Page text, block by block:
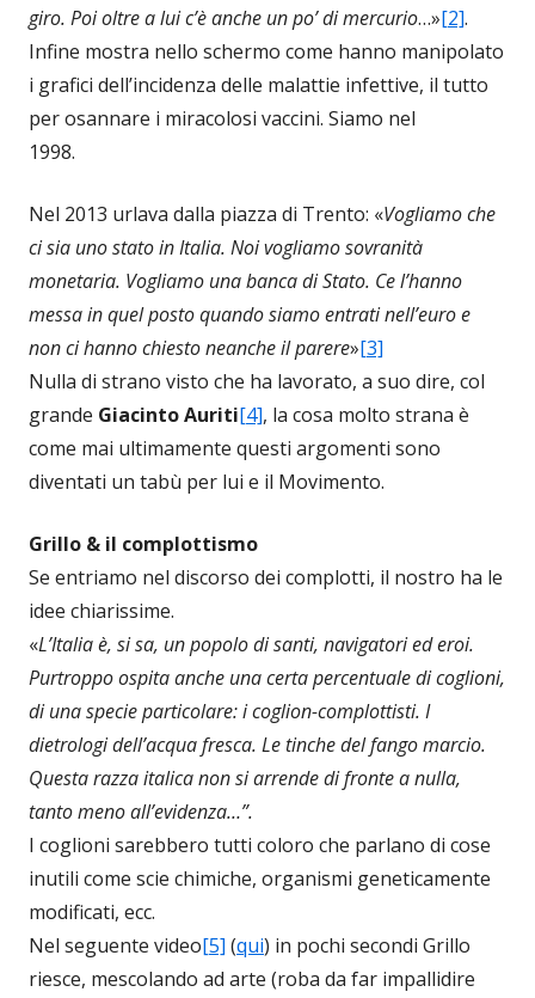
giro. Poi oltre a lui c’è anche un po’ di mercurio…»[2].
Infine mostra nello schermo come hanno manipolato
i grafici dell’incidenza delle malattie infettive, il tutto
per osannare i miracolosi vaccini. Siamo nel
1998.
Nel 2013 urlava dalla piazza di Trento: «Vogliamo che
ci sia uno stato in Italia. Noi vogliamo sovranità
monetaria. Vogliamo una banca di Stato. Ce l’hanno
messa in quel posto quando siamo entrati nell’euro e
non ci hanno chiesto neanche il parere»[3]
Nulla di strano visto che ha lavorato, a suo dire, col
grande Giacinto Auriti[4], la cosa molto strana è
come mai ultimamente questi argomenti sono
diventati un tabù per lui e il Movimento.
Grillo & il complottismo
Se entriamo nel discorso dei complotti, il nostro ha le
idee chiarissime.
«L’Italia è, si sa, un popolo di santi, navigatori ed eroi.
Purtroppo ospita anche una certa percentuale di coglioni,
di una specie particolare: i coglion-complottisti. I
dietrologi dell’acqua fresca. Le tinche del fango marcio.
Questa razza italica non si arrende di fronte a nulla,
tanto meno all’evidenza…”.
I coglioni sarebbero tutti coloro che parlano di cose
inutili come scie chimiche, organismi geneticamente
modificati, ecc.
Nel seguente video[5] (qui) in pochi secondi Grillo
riesce, mescolando ad arte (roba da far impallidire